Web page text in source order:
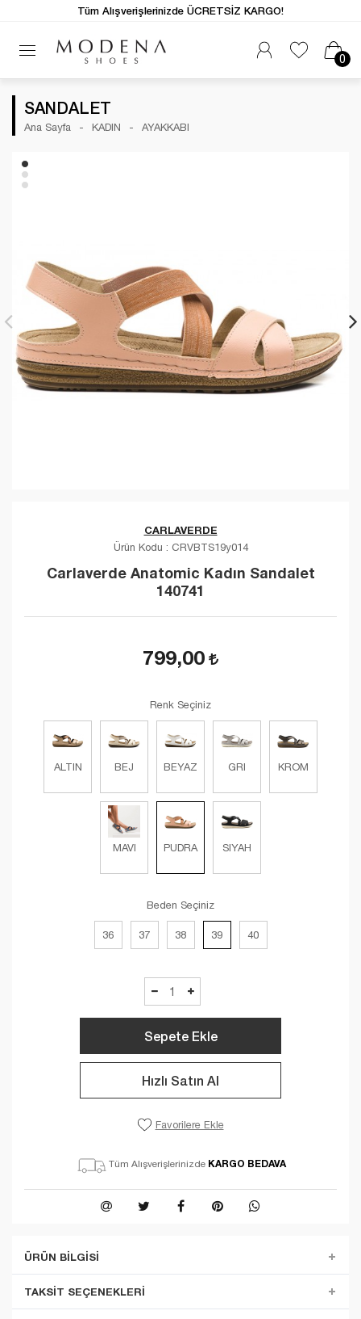
0
Tüm Alışverişlerinizde ÜCRETSİZ KARGO!
SANDALET
Ana Sayfa KADIN AYAKKABI
CARLAVERDE
Ürün Kodu : CRVBTS19y014
Carlaverde Anatomic Kadın Sandalet
140741
799,00
Renk Seçiniz
ALTIN BEJ BEYAZ GRI KROM
MAVI PUDRA SIYAH
Beden Seçiniz
36 37 38 39 40
Sepete Ekle
Hızlı Satın Al
Favorilere Ekle
Tüm Alışverişlerinizde KARGO BEDAVA
ÜRÜN BILGISI
TAKSIT SEÇENEKLERI